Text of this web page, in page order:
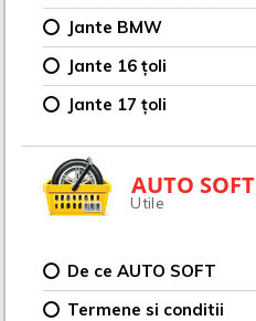
Jante BMW
Jante 16 țoli
Jante 17 țoli
AUTO SOFT
Utile
De ce AUTO SOFT
Termene si conditii